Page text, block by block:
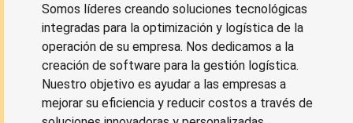
Somos líderes creando soluciones tecnológicas
integradas para la optimización y logística de la
operación de su empresa. Nos dedicamos a la
creación de software para la gestión logística.
Nuestro objetivo es ayudar a las empresas a
mejorar su eficiencia y reducir costos a través de